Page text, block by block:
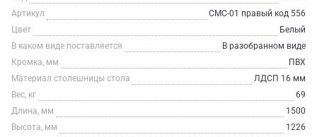
Артикул
СМС-01 правый код 556
Цвет
Белый
В каком виде поставляется
В разобранном виде
Кромка, мм
ПВХ
Материал столешницы стола
ЛДСП 16 мм
Вес, кг
69
Длина, мм
1500
Высота, мм
1226